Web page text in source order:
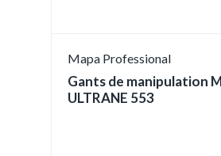
Mapa Professional
Gants de manipulation
ULTRANE 553